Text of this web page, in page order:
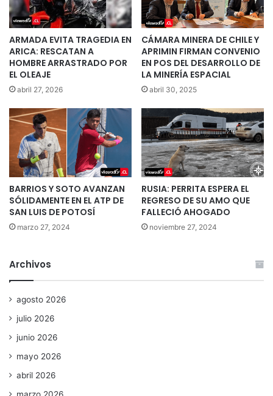
ARMADA EVITA TRAGEDIA EN
ARICA: RESCATAN A
HOMBRE ARRASTRADO POR
EL OLEAJE
abril 27, 2026
CÁMARA MINERA DE CHILE Y
APRIMIN FIRMAN CONVENIO
EN POS DEL DESARROLLO DE
LA MINERÍA ESPACIAL
abril 30, 2025
BARRIOS Y SOTO AVANZAN
SÓLIDAMENTE EN EL ATP DE
SAN LUIS DE POTOSÍ
marzo 27, 2024
RUSIA: PERRITA ESPERA EL
REGRESO DE SU AMO QUE
FALLECIÓ AHOGADO
noviembre 27, 2024
Archivos
agosto 2026
julio 2026
junio 2026
mayo 2026
abril 2026